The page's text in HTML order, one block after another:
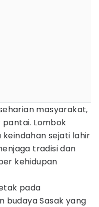
masyarakat,
Lombok
sejati lahir
tradisi dan
kehidupan
pada
budaya Sasak yang